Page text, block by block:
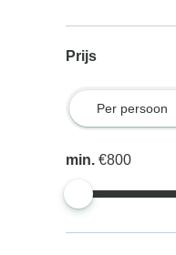
Prijs
Per persoon
min.€800